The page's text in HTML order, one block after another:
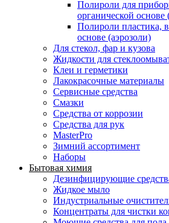
Полироли для
органической основе
Полироли пластика,
основе (аэрозоли)
Для стекол, фар и кузова
Жидкости для
Клеи и герметики
Лакокрасочные материалы
Сервисные средства
Смазки
Средства от коррозии
Средства для рук
MasterPro
Зимний ассортимент
Наборы
Бытовая химия
Дезинфицирующие
Жидкое мыло
Индустриальные
Концентраты для чистки